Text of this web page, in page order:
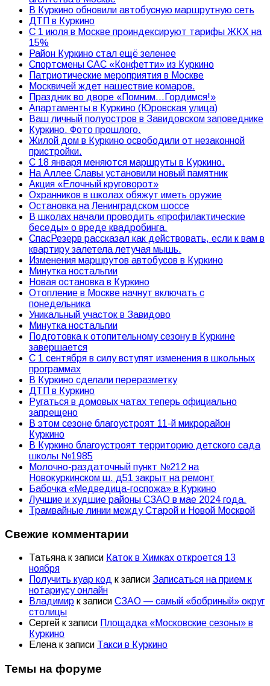
В Куркино обновили автобусную маршрутную сеть
ДТП в Куркино
С 1 июля в Москве проиндексируют тарифы ЖКХ на
15%
Район Куркино стал ещё зеленее
Спортсмены САС «Конфетти» из Куркино
Патриотические мероприятия в Москве
Москвичей ждет нашествие комаров.
Праздник во дворе «Помним…Гордимся!»
Апартаменты в Куркино (Юровская улица)
Ваш личный полуостров в Завидовском заповеднике
Куркино. Фото прошлого.
Жилой дом в Куркино освободили от незаконной
пристройки.
С 18 января меняются маршруты в Куркино.
На Аллее Славы установили новый памятник
Акция «Елочный круговорот»
Охранников в школах обяжут иметь оружие
Остановка на Ленинградском шоссе
В школах начали проводить «профилактические
беседы» о вреде квадробинга.
СпасРезерв рассказал как действовать, если к вам в
квартиру залетела летучая мышь.
Изменения маршрутов автобусов в Куркино
Минутка ностальгии
Новая остановка в Куркино
Отопление в Москве начнут включать с
понедельника
Уникальный участок в Завидово
Минутка ностальгии
Подготовка к отопительному сезону в Куркине
завершается
С 1 сентября в силу вступят изменения в школьных
программах
В Куркино сделали переразметку
ДТП в Куркино
Ругаться в домовых чатах теперь официально
запрещено
В этом сезоне благоустроят 11-й микрорайон
Куркино
В Куркино благоустроят территорию детского сада
школы №1985
Молочно-раздаточный пункт №212 на
Новокуркинском ш. д51 закрыт на ремонт
Бабочка «Медведица-госпожа» в Куркино
Лучшие и худшие районы СЗАО в мае 2024 года.
Трамвайные линии между Старой и Новой Москвой
Свежие комментарии
Татьяна к записи Каток в Химках откроется 13
ноября
Получить куар код к записи Записаться на прием к
нотариусу онлайн
Владимир к записи СЗАО — самый «бобриный» округ
столицы
Сергей к записи Площадка «Московские сезоны» в
Куркино
Елена к записи Такси в Куркино
Темы на форуме